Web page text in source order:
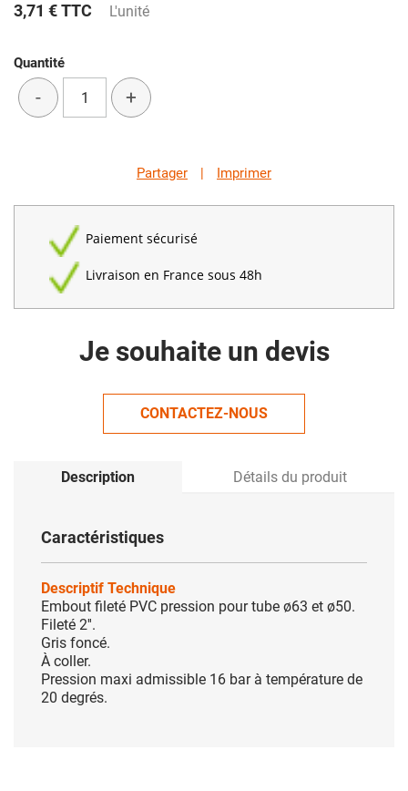
3,71 €TTC L'unité
Quantité
- +
Partager | Imprimer
Paiement sécurisé
Livraison en France sous 48h
Je souhaite un devis
CONTACTEZ-NOUS
Description Détails du produit
Caractéristiques
Descriptif Technique
Embout fileté PVC pression pour tube ø63 et ø50.
Fileté 2''.
Gris foncé.
À coller.
Pression maxi admissible 16 bar à température de
20 degrés.